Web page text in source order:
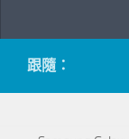
跟隨：